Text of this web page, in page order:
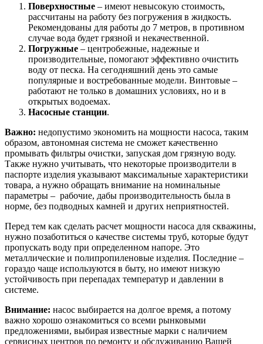
Поверхностные – имеют невысокую стоимость,
рассчитаны на работу без погружения в жидкость.
Рекомендованы для работы до 7 метров, в противном
случае вода будет грязной и некачественной.
Погружные – центробежные, надежные и
производительные, помогают эффективно очистить
воду от песка. На сегодняшний день это самые
популярные и востребованные модели. Винтовые –
работают не только в домашних условиях, но и в
открытых водоемах.
Насосные станции.
Важно: недопустимо экономить на мощности насоса, таким
образом, автономная система не сможет качественно
промывать фильтры очистки, запуская дом грязную воду.
Также нужно учитывать, что некоторые производители в
паспорте изделия указывают максимальные характеристики
товара, а нужно обращать внимание на номинальные
параметры – рабочие, дабы производительность была в
норме, без подводных камней и других неприятностей.
Перед тем как сделать расчет мощности насоса для скважины,
нужно позаботиться о качестве системы труб, которые будут
пропускать воду при определенном напоре. Это
металлические и полипропиленовые изделия. Последние –
гораздо чаще используются в быту, но имеют низкую
устойчивость при перепадах температур и давлении в
системе.
Внимание: насос выбирается на долгое время, а потому
важно хорошо ознакомиться со всеми рынковыми
предложениями, выбирая известные марки с наличием
сервисных центров по ремонту и обслуживанию Вашей